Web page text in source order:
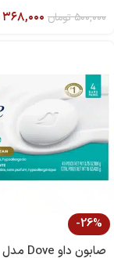
۵۰۰,۰۰۰تومان ۳۶۸,۰۰۰
-26%
صابون داو Dove مدل